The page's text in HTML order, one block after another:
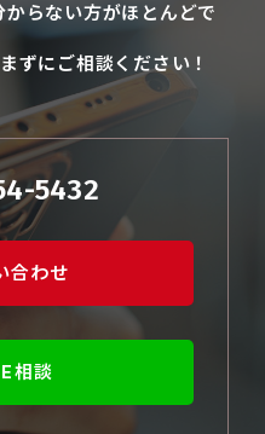
らない方がほとんどで
ずにご相談ください！
5432
合わせ
相談